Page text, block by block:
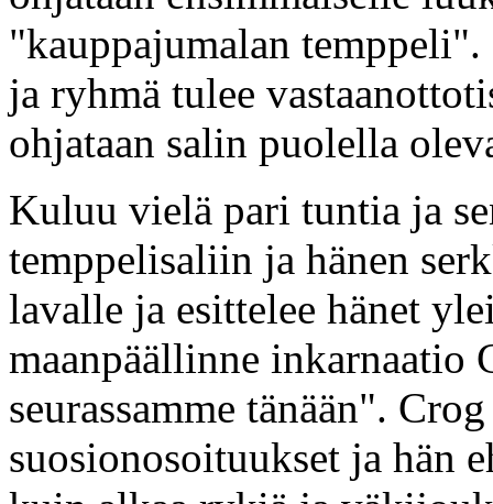
"kauppajumalan temppeli".
ja ryhmä tulee
ohjataan salin puolella
Kuluu vielä pari tuntia ja
temppelisaliin ja hänen
lavalle ja esittelee hänet
maanpäällinne inkarnaatio
seurassamme tänään".
suosionosoituukset ja hän